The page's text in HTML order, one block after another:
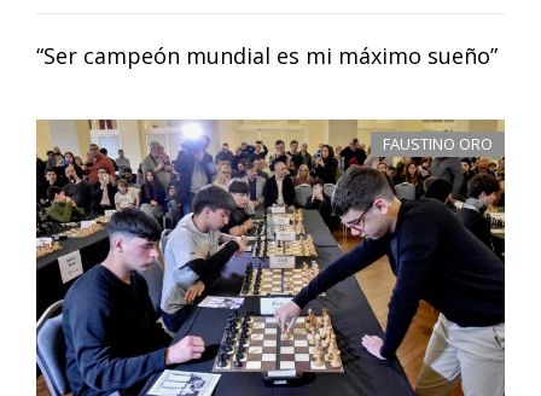
“Ser campeón mundial es mi máximo sueño”
FAUSTINO ORO